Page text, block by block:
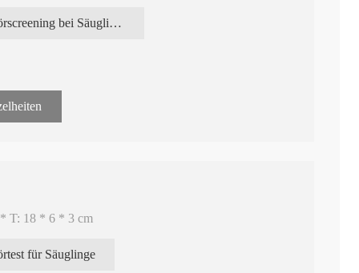
Hörscreening bei Säuglingen
T: 18 * 6 * 3 cm
für Säuglinge